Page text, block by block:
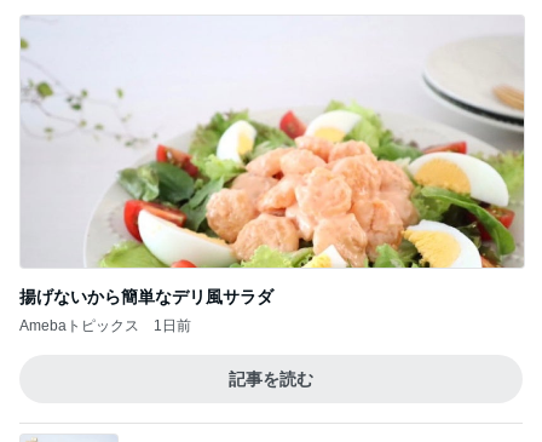
揚げないから簡単なデリ風サラダ
Amebaトピックス 1日前
記事を読む